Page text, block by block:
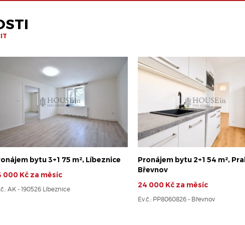
bytu 3+1 75 m², Líbeznice
000 Kč za měsíc
AK - 190526 Líbeznice
Pronájem bytu 2+1 54 m²,
Břevnov
24 000 Kč za měsíc
Ev.č.: PP8060826 - Břevnov